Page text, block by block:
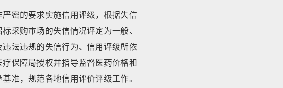
密的要求实施信用评级，根据失信
采购市场的失信情况评定为一般、
法违规的失信行为、信用评级所依
保障局授权并指导监督医药价格和
准，规范各地信用评价评级工作。